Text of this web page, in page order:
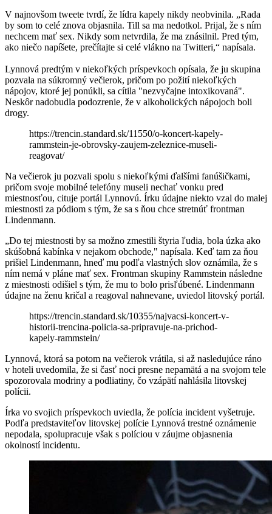
V najnovšom tweete tvrdí, že lídra kapely nikdy neobvinila. „Rada
by som to celé znova objasnila. Till sa ma nedotkol. Prijal, že s ním
nechcem mať sex. Nikdy som netvrdila, že ma znásilnil. Pred tým,
ako niečo napíšete, prečítajte si celé vlákno na Twitteri,“ napísala.
Lynnová predtým v niekoľkých príspevkoch opísala, že ju skupina
pozvala na súkromný večierok, pričom po požití niekoľkých
nápojov, ktoré jej ponúkli, sa cítila "nezvyčajne intoxikovaná".
Neskôr nadobudla podozrenie, že v alkoholických nápojoch boli
drogy.
https://trencin.standard.sk/11550/o-koncert-kapely-
rammstein-je-obrovsky-zaujem-zeleznice-museli-
reagovat/
Na večierok ju pozvali spolu s niekoľkými ďalšími fanúšičkami,
pričom svoje mobilné telefóny museli nechať vonku pred
miestnosťou, cituje portál Lynnovú. Írku údajne niekto vzal do malej
miestnosti za pódiom s tým, že sa s ňou chce stretnúť frontman
Lindenmann.
„Do tej miestnosti by sa možno zmestili štyria ľudia, bola úzka ako
skúšobná kabínka v nejakom obchode," napísala. Keď tam za ňou
prišiel Lindenmann, hneď mu podľa vlastných slov oznámila, že s
ním nemá v pláne mať sex. Frontman skupiny Rammstein následne
z miestnosti odišiel s tým, že mu to bolo prisľúbené. Lindenmann
údajne na ženu kričal a reagoval nahnevane, uviedol litovský portál.
https://trencin.standard.sk/10355/najvacsi-koncert-v-
historii-trencina-policia-sa-pripravuje-na-prichod-
kapely-rammstein/
Lynnová, ktorá sa potom na večierok vrátila, si až nasledujúce ráno
v hoteli uvedomila, že si časť noci presne nepamätá a na svojom tele
spozorovala modriny a podliatiny, čo vzápätí nahlásila litovskej
polícii.
Írka vo svojich príspevkoch uviedla, že polícia incident vyšetruje.
Podľa predstaviteľov litovskej polície Lynnová trestné oznámenie
nepodala, spolupracuje však s políciou v záujme objasnenia
okolností incidentu.